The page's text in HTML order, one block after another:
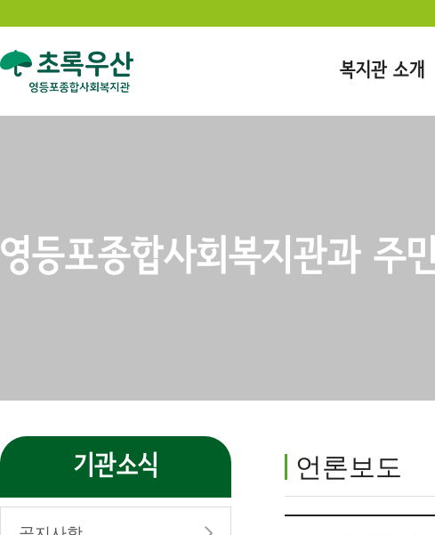
복지관 소개
영등포종합사회복지관과 주
기관소식 언론보도